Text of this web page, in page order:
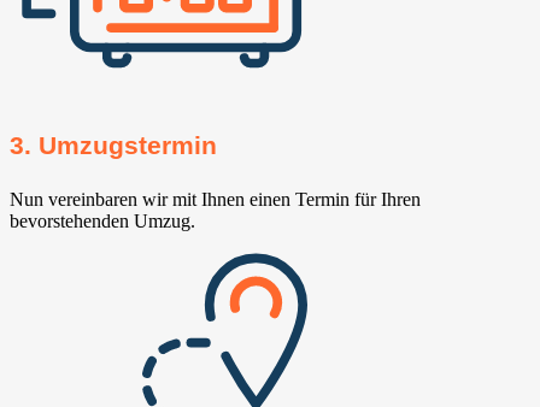
3. Umzugstermin
Nun vereinbaren wir mit Ihnen einen Termin für Ihren
bevorstehenden Umzug.